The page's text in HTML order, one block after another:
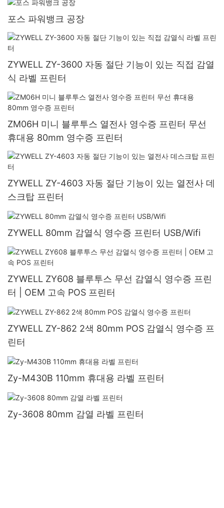
포스 파워뱅크 공장
ZYWELL ZY-3600 자동 절단 기능이 있는 직접 감열
식 라벨 프린터
ZM06H 미니 블루투스 열전사 영수증 프린터 무선
휴대용 80mm 영수증 프린터
ZYWELL ZY-4603 자동 절단 기능이 있는 열전사 데
스크탑 프린터
ZYWELL 80mm 감열식 영수증 프린터 USB/Wifi
ZYWELL ZY608 블루투스 무선 감열식 영수증 프린
터 | OEM 고속 POS 프린터
ZYWELL ZY-862 2색 80mm POS 감열식 영수증 프
린터
Zy-M430B 110mm 휴대용 라벨 프린터
Zy-3608 80mm 감열 라벨 프린터